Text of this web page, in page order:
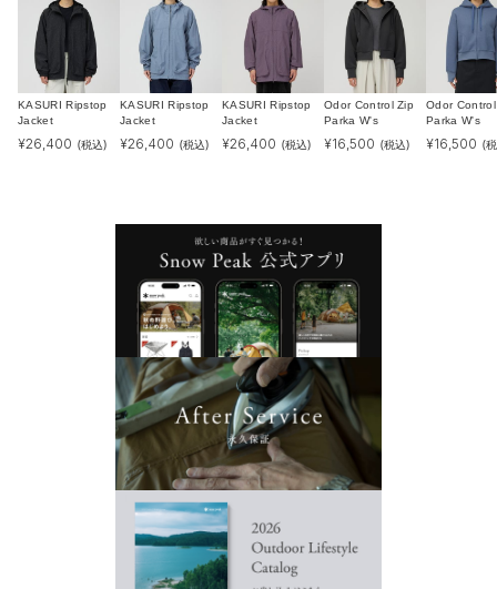
KASURI Ripstop
Jacket
¥26,400 (税込)
KASURI Ripstop
Jacket
¥26,400 (税込)
KASURI Ripstop
Jacket
¥26,400 (税込)
Odor Control Zip
Parka W's
¥16,500 (税込)
Odor
Parka W's
¥16,500 (